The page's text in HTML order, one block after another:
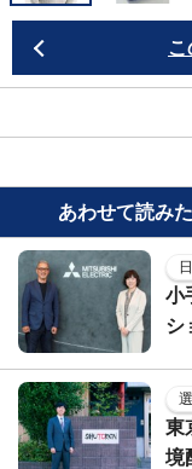
あわせて読み
小
シ
東
境